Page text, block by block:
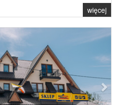
więcej
Next